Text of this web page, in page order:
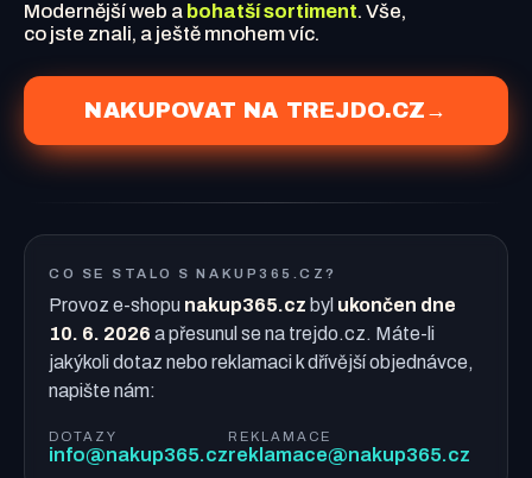
Modernější web a bohatší sortiment. Vše,
co jste znali, a ještě mnohem víc.
NAKUPOVAT NA TREJDO.CZ →
CO SE STALO S NAKUP365.CZ?
Provoz e-shopu nakup365.cz byl ukončen dne
10. 6. 2026 a přesunul se na trejdo.cz. Máte-li
jakýkoli dotaz nebo reklamaci k dřívější objednávce,
napište nám:
DOTAZY
info@nakup365.cz
REKLAMACE
reklamace@nakup365.cz